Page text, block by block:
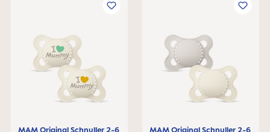
MAM Original Schnuller 2-6
MAM Original Schnuller 2-6